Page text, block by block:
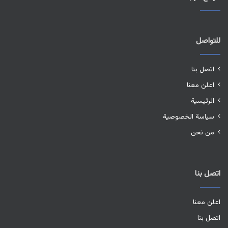
للتواصل
اتصل بنا
اعلن معنا
الرئيسية
سياسة الخصوصية
من نحن
اتصل بنا
اعلن معنا
اتصل بنا